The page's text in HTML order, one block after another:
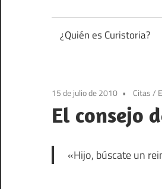
anécdotas
de
¿Quién es Curistoria?
15 de julio de 2010 Citas/
El consejo
«Hijo, búscate un